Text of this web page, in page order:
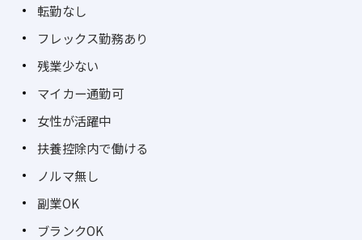
転勤なし
フレックス勤務あり
残業少ない
マイカー通勤可
女性が活躍中
扶養控除内で働ける
ノルマ無し
副業OK
ブランクOK